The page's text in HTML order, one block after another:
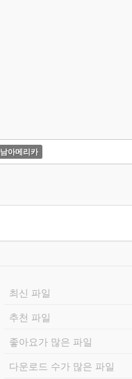
남아메리카
최신 파일
추천 파일
좋아요가 많은 파일
다운로드 수가 많은 파일